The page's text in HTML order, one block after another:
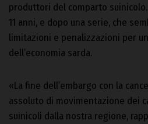
produttori del comparto
11 anni, e dopo una serie, che
limitazioni e penalizzazioni per
dell’economia sarda.
«La fine dell’embargo con la
assoluto di movimentazione dei
suinicoli dalla nostra regione,